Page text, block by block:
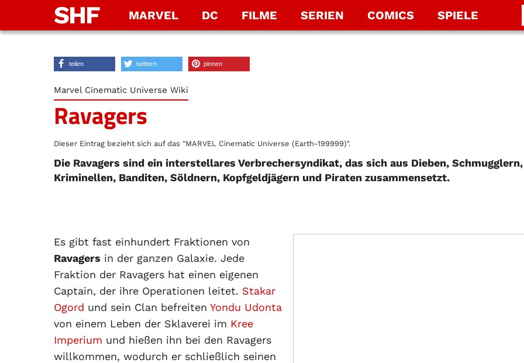
SHF MARVEL DC FILME SERIEN COMICS SPIELE
teilen twittern pinnen
Marvel Cinematic Universe Wiki
Ravagers
Dieser Eintrag bezieht sich auf das "MARVEL Cinematic Universe (Earth-199999)".
Die Ravagers sind ein interstellares Verbrechersyndikat, das sich aus Dieben, Schmugglern,
Kriminellen, Banditen, Söldnern, Kopfgeldjägern und Piraten zusammensetzt.
Es gibt fast einhundert Fraktionen von
Ravagers in der ganzen Galaxie. Jede
Fraktion der Ravagers hat einen eigenen
Captain, der ihre Operationen leitet. Stakar
Ogord und sein Clan befreiten Yondu Udonta
von einem Leben der Sklaverei im Kree
Imperium und hießen ihn bei den Ravagers
willkommen, wodurch er schließlich seinen